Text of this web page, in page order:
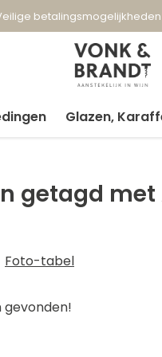
betalingsmogelijkheden
Glazen,
getagd
Foto-tabel